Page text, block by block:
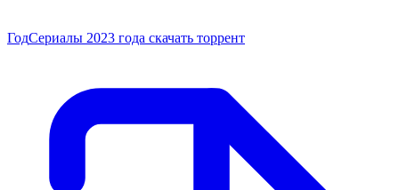
ГодСериалы 2023 года скачать торрент